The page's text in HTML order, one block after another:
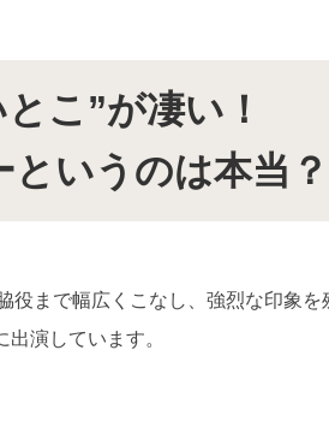
こ”が凄い！
いうのは本当？
まで幅広くこなし、強烈な印象を
演しています。